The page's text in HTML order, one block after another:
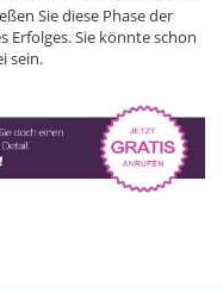
Sie diese Phase der
Erfolges. Sie könnte schon
sein.